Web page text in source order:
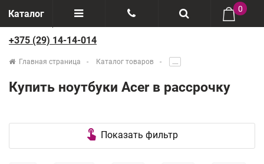
Каталог
Отзывы
Производители
Возврат товаров
Рассрочка
+375(29) 888-44-44
0
+375 (29) 14-14-014
Главная страница Каталог товаров .....
Купить ноутбуки Acer в рассрочку
touch_app Показать фильтр